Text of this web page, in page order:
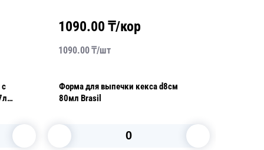
1090.00 ₸/кор
1090.00₸/шт
Форма для выпечки кекса d8см
80мл Brasil